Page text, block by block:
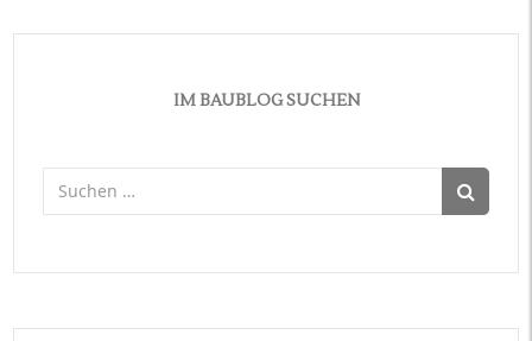
IM BAUBLOG SUCHEN
Suchen
nach: